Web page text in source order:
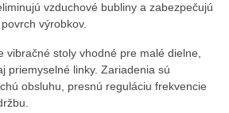
vzduchové bubliny a zabezpečujú
výrobkov.
vibračné stoly vhodné pre malé dielne,
priemyselné linky. Zariadenia sú
obsluhu, presnú reguláciu frekvencie